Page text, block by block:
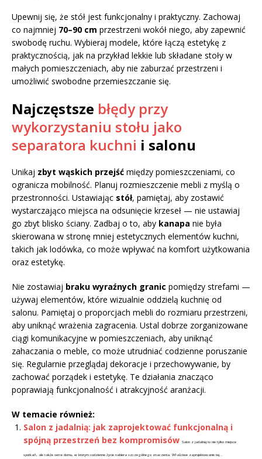
Upewnij się, że stół jest funkcjonalny i praktyczny. Zachowaj
co najmniej 70–90 cm przestrzeni wokół niego, aby zapewnić
swobodę ruchu. Wybieraj modele, które łączą estetykę z
praktycznością, jak na przykład lekkie lub składane stoły w
małych pomieszczeniach, aby nie zaburzać przestrzeni i
umożliwić swobodne przemieszczanie się.
Najczęstsze błędy przy
wykorzystaniu stołu jako
separatora kuchni i salonu
Unikaj zbyt wąskich przejść między pomieszczeniami, co
ogranicza mobilność. Planuj rozmieszczenie mebli z myślą o
przestronności. Ustawiając stół, pamiętaj, aby zostawić
wystarczająco miejsca na odsunięcie krzeseł — nie ustawiaj
go zbyt blisko ściany. Zadbaj o to, aby kanapa nie była
skierowana w stronę mniej estetycznych elementów kuchni,
takich jak lodówka, co może wpływać na komfort użytkowania
oraz estetykę.
Nie zostawiaj braku wyraźnych granic pomiędzy strefami —
używaj elementów, które wizualnie oddzielą kuchnię od
salonu. Pamiętaj o proporcjach mebli do rozmiaru przestrzeni,
aby uniknąć wrażenia zagracenia. Ustal dobrze zorganizowane
ciągi komunikacyjne w pomieszczeniach, aby uniknąć
zahaczania o meble, co może utrudniać codzienne poruszanie
się. Regularnie przeglądaj dekoracje i przechowywanie, by
zachować porządek i estetykę. Te działania znacząco
poprawiają funkcjonalność i atrakcyjność aranżacji.
W temacie również:
Salon z jadalnią: jak zaprojektować funkcjonalną i
spójną przestrzeń bez kompromisów Salon z jadalnią to nie tylko miejsce
spotkań, ale także serce domu, w którym codzienne życie nabiera szczególnego znaczenia. Właściwe zaprojektowanie tej...